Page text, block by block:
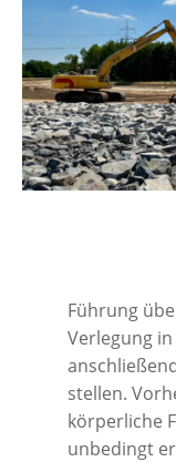
Führung
Verlegung
stellen.
körperliche
unbedingt